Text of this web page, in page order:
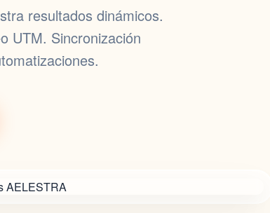
resultados dinámicos.
UTM. Sincronización
.